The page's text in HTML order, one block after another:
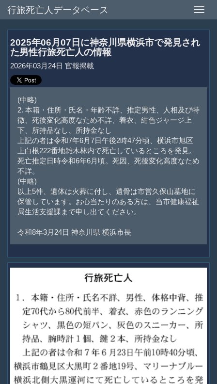
Toggle
行旅死亡人データベース
2025年06月07日に神奈川県横浜市で発見され
た男性行旅死亡人の情報
2026年03月24日 官報掲載
(中略)
2. 本籍・住所・氏名・年齢不詳、推定男性、人相及び特
徴、死後変化高度なため不詳、着衣、紺色ジャージ上
下、所持品なし、所持金なし
上記の者は令和7年6月7日午後2時47分頃、横浜市旭区
上白根222番地雑木林内で死亡しているところを発見。
死亡推定日時令和6年6月頃。死因、死後変化高度なため
不詳。
(中略)
以上5件、遺体は火葬に付し、遺骨は市営久保山墓地に
保管しています。お心当たりのある方は、当市健康福祉
局生活支援課まで申し出てください。
令和8年3月24日 神奈川県 横浜市長